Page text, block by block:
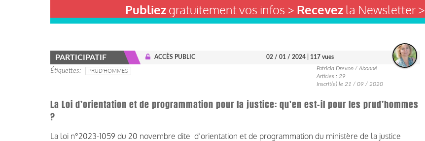
Publiezgratuitement vos infos > Recevezla Newsletter >
PARTICIPATIF ACCÈS PUBLIC 02 / 01 / 2024 | 117 vues
Étiquettes PRUD'HOMMES
Patricia Drevon / Abonné
Articles : 29
Inscrit(e) le 21 / 09 / 2020
La Loi d’orientation et de programmation pour la justice: qu'en est-il pour les prud’hommes
?
La loi n°2023-1059 du 20 novembre dite d’orientation et de programmation du ministère de la justice